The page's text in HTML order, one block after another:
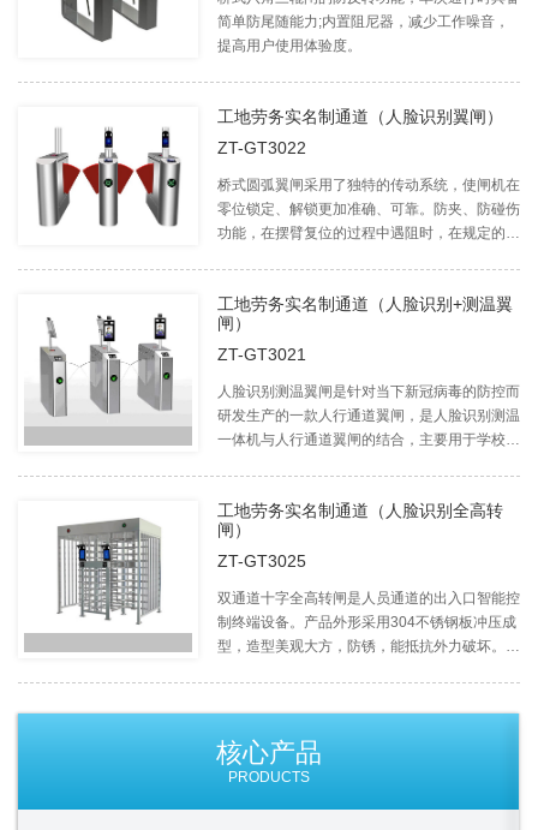
核心产品
PRODUCTS
简单防尾随能力;内置阻尼器，减少工作噪音，
提高用户使用体验度。
工地劳务实名制通道（人脸识别翼闸）
ZT-GT3022
桥式圆弧翼闸采用了独特的传动系统，使闸机在
零位锁定、解锁更加准确、可靠。防夹、防碰伤
功能，在摆臂复位的过程中遇阻时，在规定的时
工地劳务实名制通道（人脸识别+测温翼
闸）
ZT-GT3021
人脸识别测温翼闸是针对当下新冠病毒的防控而
研发生产的一款人行通道翼闸，是人脸识别测温
一体机与人行通道翼闸的结合，主要用于学校，
工地劳务实名制通道（人脸识别全高转
闸）
ZT-GT3025
双通道十字全高转闸是人员通道的出入口智能控
制终端设备。产品外形采用304不锈钢板冲压成
型，造型美观大方，防锈，能抵抗外力破坏。长